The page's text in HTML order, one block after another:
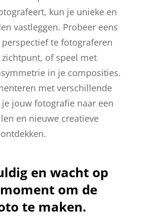
kun je unieke en
vastleggen. Probeer eens
te fotograferen
of speel met
in je composities.
met verschillende
jouw fotografie naar een
en nieuwe creatieve
en wacht op
om de
te maken.